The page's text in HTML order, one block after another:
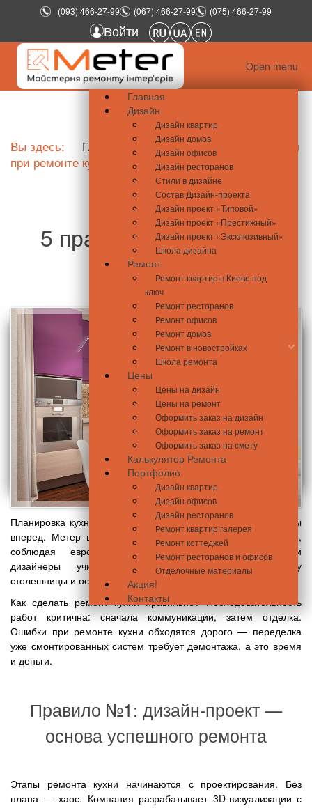
(093) 466-27-99 (067) 466-27-99 (075) 466-27-99
Войти
Open menu
Главная
Дизайн
Дизайн квартир
Дизайн домов
Дизайн офисов
Дизайн ресторанов
Стили в дизайне
Состав Дизайн-проекта
Дизайн проект «Типовой»
Дизайн проект «Престижный»
Дизайн проект «Эксклюзивный»
Школа дизайна
Ремонт
Ремонт квартир в Киеве под
ключ
Ремонт ресторанов
Ремонт офисов
Ремонт домов
Ремонт в новостройках
Школа ремонта
Цены
Цены на дизайн
Цены на ремонт
Оформить заказ на дизайн
Оформить заказ на ремонт
Оформить заказ на смету
Калькулятор Ремонта
Портфолио
Дизайн квартир
Дизайн офисов
Дизайн ресторанов
Ремонт квартир галерея
Ремонт коттеджей
Ремонт ресторанов и офисов
Отделочные материалы
Акция!
Контакты
Вы здесь: Главная Школа ремонта
5 правил
при ремонте кухни
5 правил при ремонте
кухни
Планировка кухни при ремонте определяет комфорт на годы
вперед. Метер выполняет ремонт кухни под ключ в Киеве,
соблюдая европейские стандарты эргономики. Наши
дизайнеры учитывают рабочий треугольник, высоту
столешницы и освещение кухни при ремонте.
Как сделать ремонт кухни правильно? Последовательность
работ критична: сначала коммуникации, затем отделка.
Ошибки при ремонте кухни обходятся дорого — переделка
уже смонтированных систем требует демонтажа, а это время
и деньги.
Правило №1: дизайн-проект —
основа успешного ремонта
Этапы ремонта кухни начинаются с проектирования. Без
плана — хаос. Компания разрабатывает 3D-визуализации с